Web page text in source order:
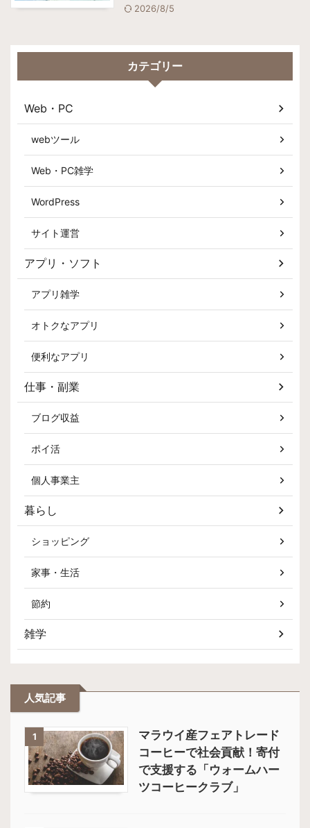
2026/8/5
カテゴリー
Web・PC
webツール
Web・PC雑学
WordPress
サイト運営
アプリ・ソフト
アプリ雑学
オトクなアプリ
便利なアプリ
仕事・副業
ブログ収益
ポイ活
個人事業主
暮らし
ショッピング
家事・生活
節約
雑学
人気記事
1
マラウイ産フェアトレード
コーヒーで社会貢献！寄付
で支援する「ウォームハー
ツコーヒークラブ」